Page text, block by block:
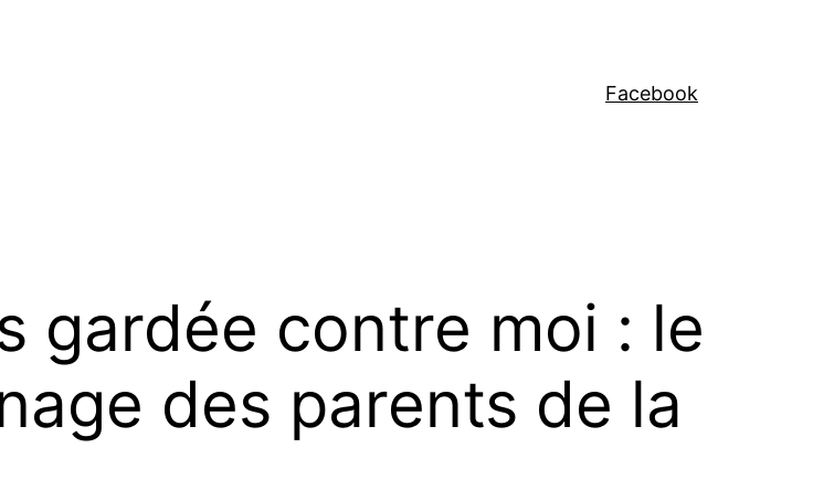
Facebook
gardée contre moi : le
des parents de la